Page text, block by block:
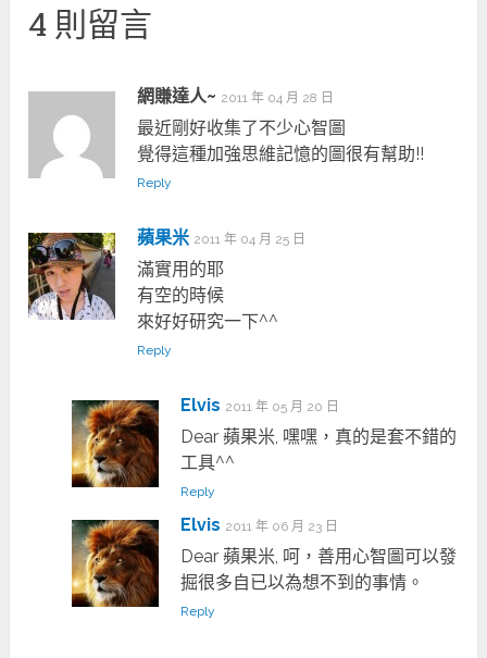
4 則留言
網賺達人~ 2011 年 04 月 28 日
最近剛好收集了不少心智圖
覺得這種加強思維記憶的圖很有幫助!!
Reply
蘋果米 2011 年 04 月 25 日
滿實用的耶
有空的時候
來好好研究一下^^
Reply
Elvis 2011 年 05 月 20 日
Dear 蘋果米, 嘿嘿，真的是套不錯的
工具^^
Reply
Elvis 2011 年 06 月 23 日
Dear 蘋果米, 呵，善用心智圖可以發
掘很多自已以為想不到的事情。
Reply